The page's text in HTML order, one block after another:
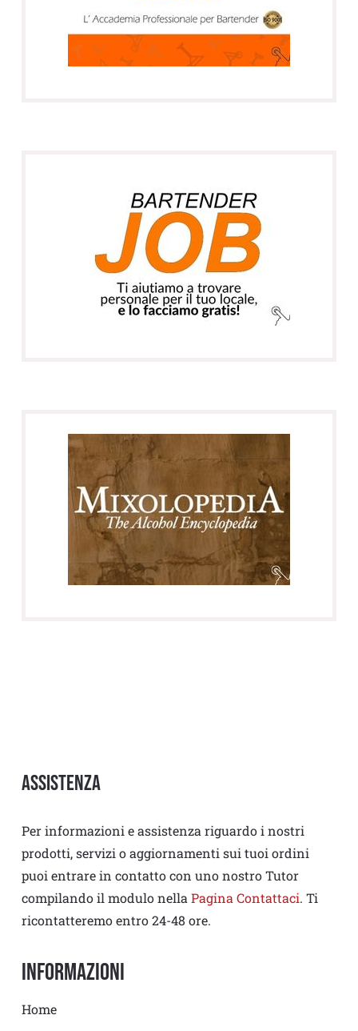
Assistenza
Per informazioni e assistenza riguardo i nostri
prodotti, servizi o aggiornamenti sui tuoi ordini
puoi entrare in contatto con uno nostro Tutor
compilando il modulo nella Pagina Contattaci. Ti
ricontatteremo entro 24-48 ore.
Informazioni
Home